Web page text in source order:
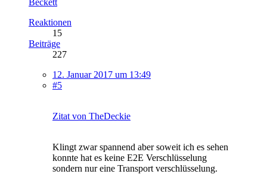
Reaktionen
15
Beiträge
227
12. Januar 2017 um 13:49
#5
Zitat von TheDeckie
Klingt zwar spannend aber soweit ich es sehen
konnte hat es keine E2E Verschlüsselung
sondern nur eine Transport verschlüsselung.